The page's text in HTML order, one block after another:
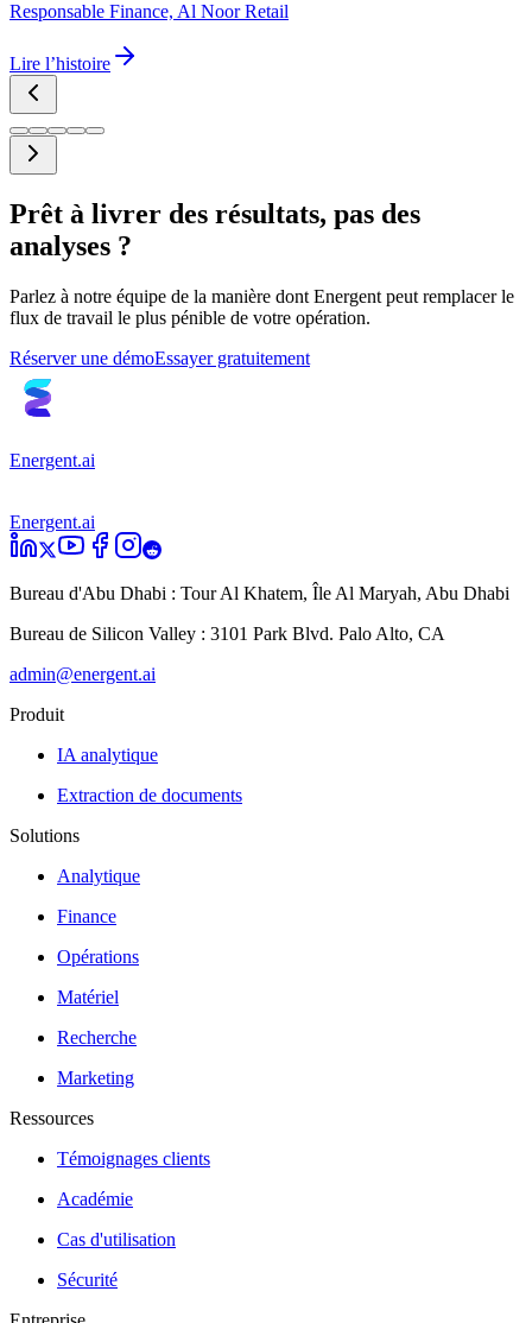
Responsable Finance, Al Noor Retail
Lire l’histoire
Prêt à livrer des résultats, pas des
analyses ?
Parlez à notre équipe de la manière dont Energent peut remplacer le
flux de travail le plus pénible de votre opération.
Réserver une démoEssayer gratuitement
Energent.ai
Energent.ai
Bureau d'Abu Dhabi : Tour Al Khatem, Île Al Maryah, Abu Dhabi
Bureau de Silicon Valley : 3101 Park Blvd. Palo Alto, CA
admin@energent.ai
Produit
IA analytique
Extraction de documents
Solutions
Analytique
Finance
Opérations
Matériel
Recherche
Marketing
Ressources
Témoignages clients
Académie
Cas d'utilisation
Sécurité